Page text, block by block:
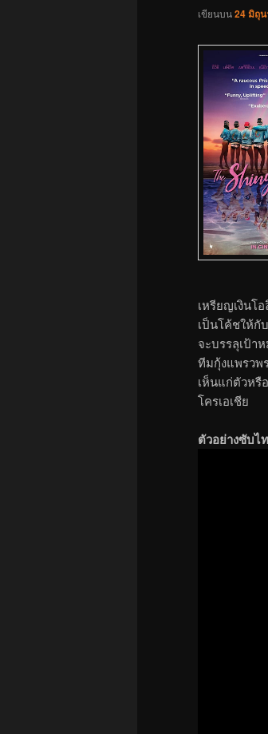
เขียนบน24 มิถุ
เหรียญเงินโ
เป็นโค้ชให้กั
จะบรรลุเป้า
ทีมกุ้งแพรวพ
เห็นแก่ตัวหรื
โครเอเชีย
ตัวอย่างซับไ